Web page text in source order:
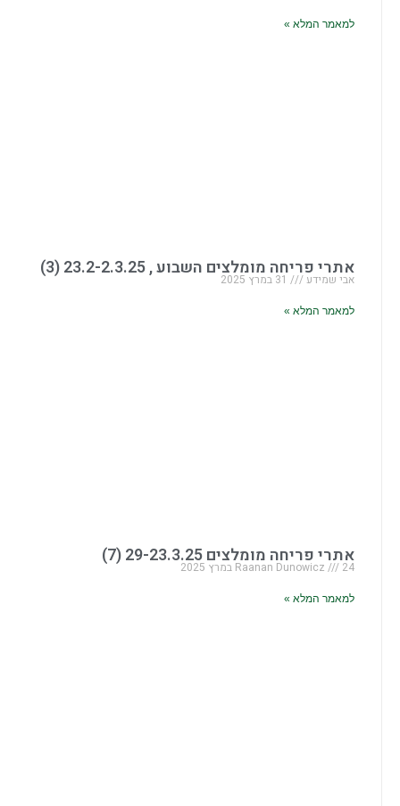
למאמר המלא »
אתרי פריחה מומלצים השבוע , 23.2-2.3.25 (3)
אבי שמידע
למאמר המלא »
אתרי פריחה מומלצים 29-23.3.25 (7)
Raanan Dunowicz 24 במרץ 2025
למאמר המלא »